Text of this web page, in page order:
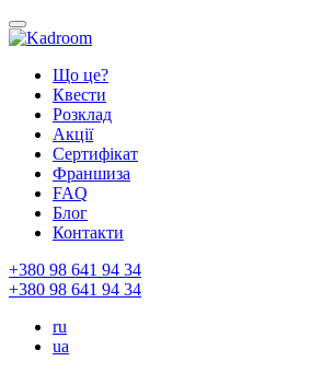
Що це?
Квести
Розклад
Акції
Сертифікат
Франшиза
FAQ
Блог
Контакти
+380 98 641 94 34
+380 98 641 94 34
ru
ua